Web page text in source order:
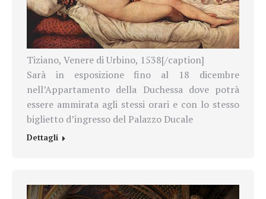
Tiziano, Venere di Urbino, 1538[/caption]
Sarà in esposizione fino al 18 dicembre
nell’Appartamento della Duchessa dove potrà
essere ammirata agli stessi orari e con lo stesso
biglietto d’ingresso del Palazzo Ducale
Dettagli